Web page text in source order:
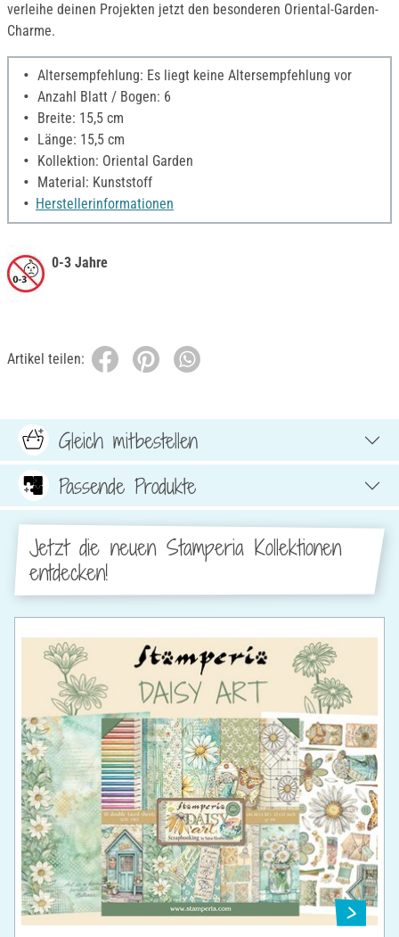
verleihe deinen Projekten jetzt den besonderen Oriental-Garden-
Charme.
Altersempfehlung: Es liegt keine Altersempfehlung vor
Anzahl Blatt / Bogen: 6
Breite: 15,5 cm
Länge: 15,5 cm
Kollektion: Oriental Garden
Material: Kunststoff
Herstellerinformationen
0-3 Jahre
Artikel teilen:
Gleich mitbestellen
Passende Produkte
Jetzt die neuen Stamperia Kollektionen
entdecken!